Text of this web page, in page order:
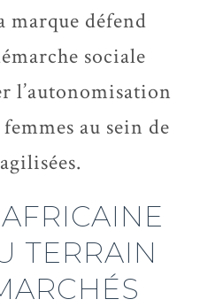
marque défend
sociale
l’autonomisation
au sein de
TERRAIN